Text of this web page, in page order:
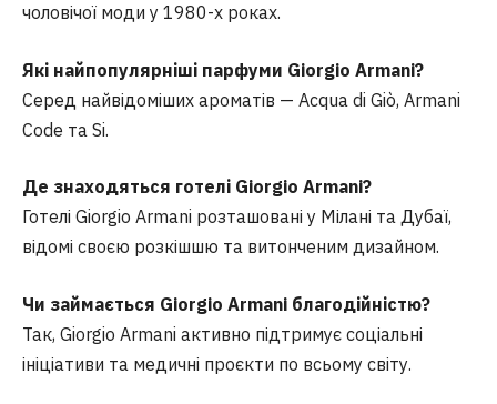
чоловічої моди у 1980-х роках.
Які найпопулярніші парфуми Giorgio Armani?
Серед найвідоміших ароматів — Acqua di Giò, Armani
Code та Si.
Де знаходяться готелі Giorgio Armani?
Готелі Giorgio Armani розташовані у Мілані та Дубаї,
відомі своєю розкішшю та витонченим дизайном.
Чи займається Giorgio Armani благодійністю?
Так, Giorgio Armani активно підтримує соціальні
ініціативи та медичні проєкти по всьому світу.